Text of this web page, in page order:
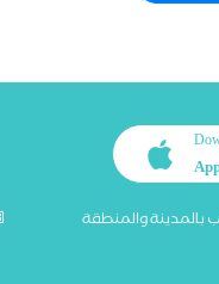
بالمدينة والمنطقة